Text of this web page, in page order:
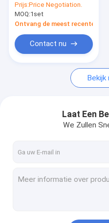
voor Plastic Flessen
Prijs:Price Negotiation.
MOQ:1set
Ontvang de meest recente Prijs
Contact nu
Bekijk
Laat Een
We Zullen